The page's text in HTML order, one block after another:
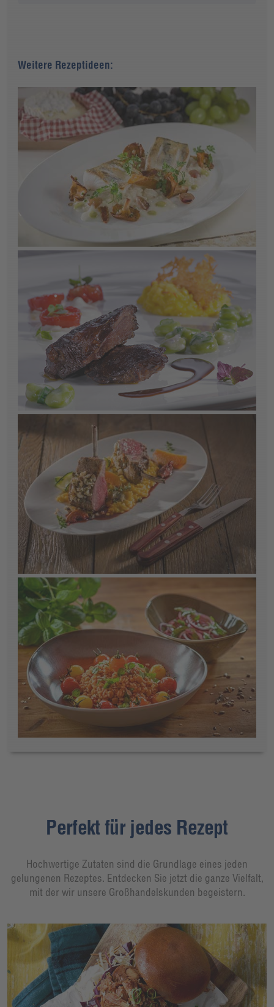
Weitere Rezeptideen:
Perfekt für jedes Rezept
Hochwertige Zutaten sind die Grundlage eines jeden
gelungenen Rezeptes. Entdecken Sie jetzt die ganze Vielfalt,
mit der wir unsere Großhandelskunden begeistern.